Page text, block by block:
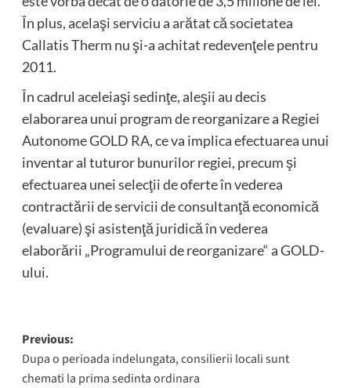
În plus, acelaşi serviciu a arătat că societatea
Callatis Therm nu şi-a achitat redevenţele pentru
2011.
În cadrul aceleiaşi sedinţe, aleşii au decis
elaborarea unui program de reorganizare a Regiei
Autonome GOLD RA, ce va implica efectuarea unui
inventar al tuturor bunurilor regiei, precum şi
efectuarea unei selecţii de oferte în vederea
contractării de servicii de consultanţă economică
(evaluare) şi asistenţă juridică în vederea
elaborării „Programului de reorganizare“ a GOLD-
ului.
Post
navigation
Previous:
Dupa o perioada indelungata, consilierii locali sunt
chemati la prima sedinta ordinara